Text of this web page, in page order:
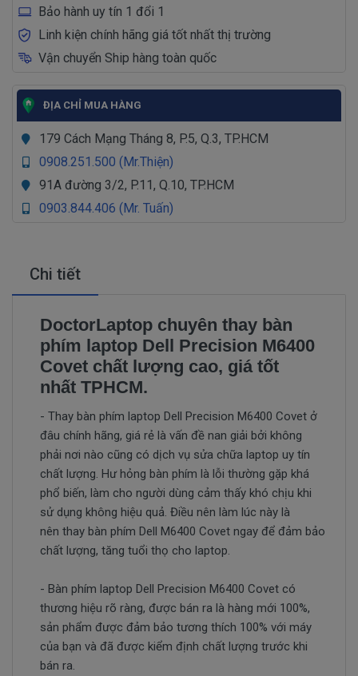
Bảo hành uy tín 1 đổi 1
Linh kiện chính hãng giá tốt nhất thị trường
Vận chuyển Ship hàng toàn quốc
ĐỊA CHỈ MUA HÀNG
179 Cách Mạng Tháng 8, P.5, Q.3, TP.HCM
0908.251.500 (Mr.Thiện)
91A đường 3/2, P.11, Q.10, TP.HCM
0903.844.406 (Mr. Tuấn)
Chi tiết
DoctorLaptop chuyên thay bàn
phím laptop Dell Precision M6400
Covet chất lượng cao, giá tốt
nhất TPHCM.
- Thay bàn phím laptop Dell Precision M6400 Covet ở
đâu chính hãng, giá rẻ là vấn đề nan giải bởi không
phải nơi nào cũng có dịch vụ sửa chữa laptop uy tín
chất lượng. Hư hỏng bàn phím là lỗi thường gặp khá
phổ biến, làm cho người dùng cảm thấy khó chịu khi
sử dụng không hiệu quả. Điều nên làm lúc này là
nên thay bàn phím Dell M6400 Covet ngay để đảm bảo
chất lượng, tăng tuổi thọ cho laptop.
- Bàn phím laptop Dell Precision M6400 Covet có
thương hiệu rõ ràng, được bán ra là hàng mới 100%,
sản phẩm được đảm bảo tương thích 100% với máy
của bạn và đã được kiểm định chất lượng trước khi
bán ra.